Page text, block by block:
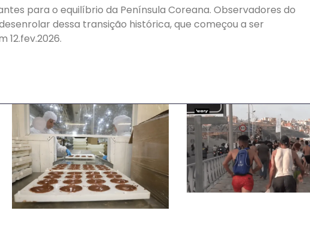
para o equilíbrio da Península Coreana. Observadores do
dessa transição histórica, que começou a ser
12.fev.2026.